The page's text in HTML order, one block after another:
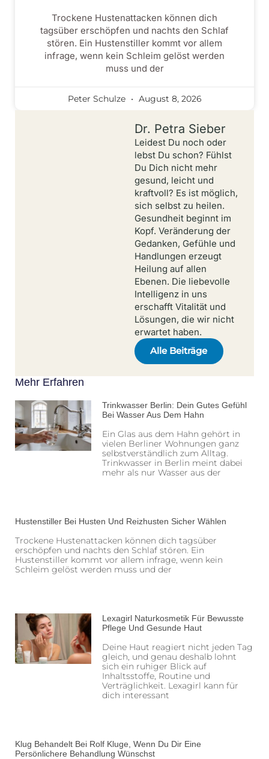
Trockene Hustenattacken können dich
tagsüber erschöpfen und nachts den Schlaf
stören. Ein Hustenstiller kommt vor allem
infrage, wenn kein Schleim gelöst werden
muss und der
Peter Schulze August 8, 2026
Dr. Petra Sieber
Leidest Du noch oder
lebst Du schon? Fühlst
Du Dich nicht mehr
gesund, leicht und
kraftvoll? Es ist möglich,
sich selbst zu heilen.
Gesundheit beginnt im
Kopf. Veränderung der
Gedanken, Gefühle und
Handlungen erzeugt
Heilung auf allen
Ebenen. Die liebevolle
Intelligenz in uns
erschafft Vitalität und
Lösungen, die wir nicht
erwartet haben.
Alle Beiträge
Mehr Erfahren
Trinkwasser Berlin: Dein Gutes Gefühl
Bei Wasser Aus Dem Hahn
Ein Glas aus dem Hahn gehört in
vielen Berliner Wohnungen ganz
selbstverständlich zum Alltag.
Trinkwasser in Berlin meint dabei
mehr als nur Wasser aus der
Hustenstiller Bei Husten Und Reizhusten Sicher Wählen
Trockene Hustenattacken können dich tagsüber
erschöpfen und nachts den Schlaf stören. Ein
Hustenstiller kommt vor allem infrage, wenn kein
Schleim gelöst werden muss und der
Lexagirl Naturkosmetik Für Bewusste
Pflege Und Gesunde Haut
Deine Haut reagiert nicht jeden Tag
gleich, und genau deshalb lohnt
sich ein ruhiger Blick auf
Inhaltsstoffe, Routine und
Verträglichkeit. Lexagirl kann für
dich interessant
Klug Behandelt Bei Rolf Kluge, Wenn Du Dir Eine
Persönlichere Behandlung Wünschst